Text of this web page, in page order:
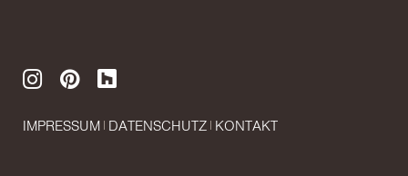
IMPRESSUM | DATENSCHUTZ | KONTAKT